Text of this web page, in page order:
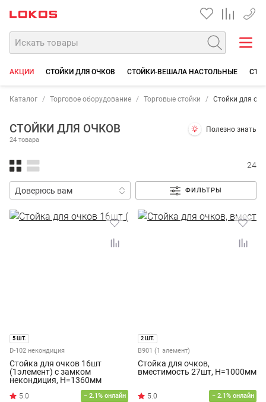
+7
АКЦИИ СТОЙКИ ДЛЯ ОЧКОВ СТОЙКИ-ВЕШАЛА НАСТОЛЬНЫЕ
Каталог Торговое оборудование Торговые стойки Стойки для
СТОЙКИ ДЛЯ ОЧКОВ
24 товара
Полезно знать
24
ФИЛЬТРЫ
5 ШТ.
D-102 некондиция
Стойка для очков 16шт
(1элемент) с замком
некондиция, H=1360мм
− 2.1% онлайн
2 ШТ.
B901 (1 элемент)
Стойка для очков,
вместимость 27шт, H=1000мм
− 2.1% онлайн